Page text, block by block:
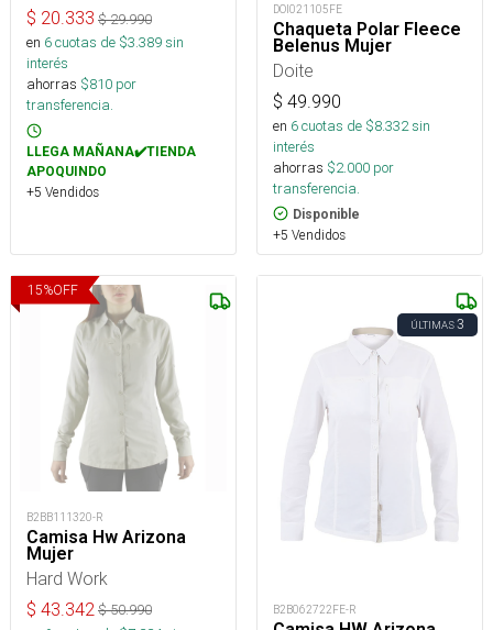
$ 20.333 $29.990
en 6cuotas de $3.389sin
interés
ahorras $810 por
transferencia.
LLEGA MAÑANA✔️TIENDA
APOQUINDO
+5 Vendidos
DOI021105FE
Chaqueta Polar Fleece
Belenus Mujer
Doite
$ 49.990
en 6cuotas de $8.332sin
interés
ahorras $2.000 por
transferencia.
Disponible
+5 Vendidos
15%OFF
B2BB111320-R
Camisa Hw Arizona
Mujer
Hard Work
$ 43.342 $50.990
ÚLTIMAS3
B2B062722FE-R